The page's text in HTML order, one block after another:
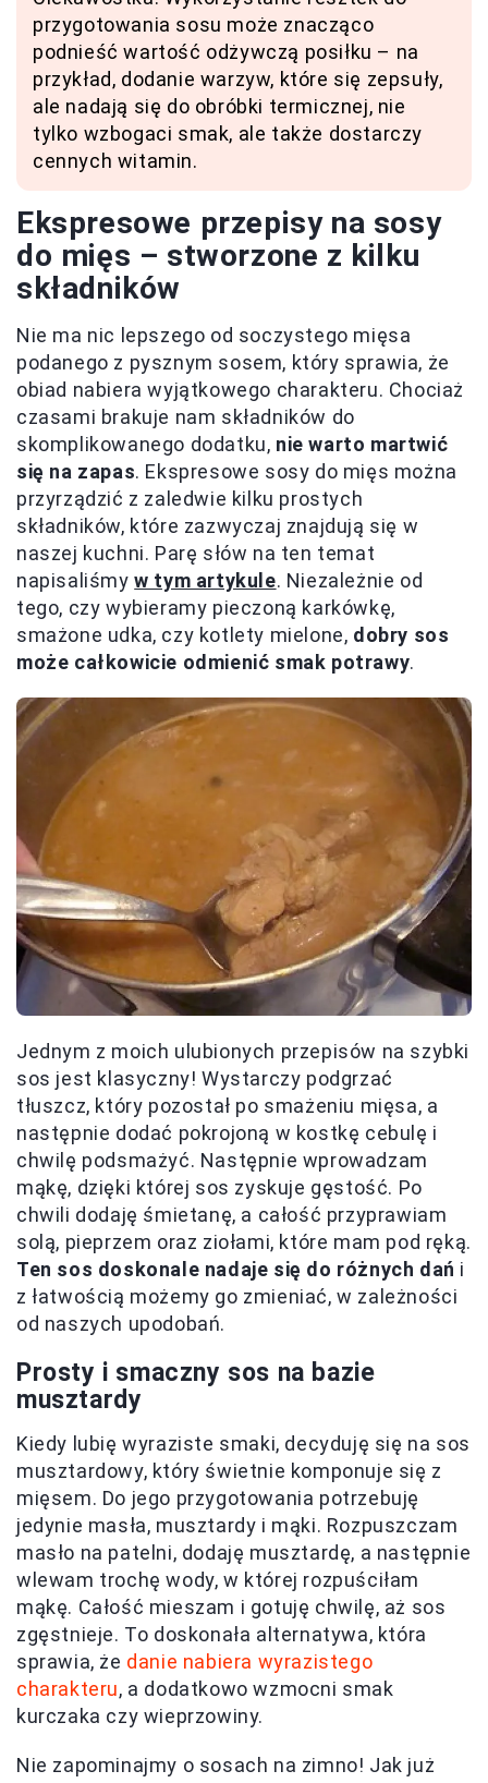
przygotowania sosu może znacząco
podnieść wartość odżywczą posiłku – na
przykład, dodanie warzyw, które się zepsuły,
ale nadają się do obróbki termicznej, nie
tylko wzbogaci smak, ale także dostarczy
cennych witamin.
Ekspresowe przepisy na sosy
do mięs – stworzone z kilku
składników
Nie ma nic lepszego od soczystego mięsa
podanego z pysznym sosem, który sprawia, że
obiad nabiera wyjątkowego charakteru. Chociaż
czasami brakuje nam składników do
skomplikowanego dodatku, nie warto martwić
się na zapas. Ekspresowe sosy do mięs można
przyrządzić z zaledwie kilku prostych
składników, które zazwyczaj znajdują się w
naszej kuchni. Parę słów na ten temat
napisaliśmyw tym artykule. Niezależnie od
tego, czy wybieramy pieczoną karkówkę,
smażone udka, czy kotlety mielone, dobry sos
może całkowicie odmienić smak potrawy.
Jednym z moich ulubionych przepisów na szybki
sos jest klasyczny! Wystarczy podgrzać
tłuszcz, który pozostał po smażeniu mięsa, a
następnie dodać pokrojoną w kostkę cebulę i
chwilę podsmażyć. Następnie wprowadzam
mąkę, dzięki której sos zyskuje gęstość. Po
chwili dodaję śmietanę, a całość przyprawiam
solą, pieprzem oraz ziołami, które mam pod ręką.
Ten sos doskonale nadaje się do różnych dań i
z łatwością możemy go zmieniać, w zależności
od naszych upodobań.
Prosty i smaczny sos na bazie
musztardy
Kiedy lubię wyraziste smaki, decyduję się na sos
musztardowy, który świetnie komponuje się z
mięsem. Do jego przygotowania potrzebuję
jedynie masła, musztardy i mąki. Rozpuszczam
masło na patelni, dodaję musztardę, a następnie
wlewam trochę wody, w której rozpuściłam
mąkę. Całość mieszam i gotuję chwilę, aż sos
zgęstnieje. To doskonała alternatywa, która
sprawia, że danie nabiera wyrazistego
charakteru, a dodatkowo wzmocni smak
kurczaka czy wieprzowiny.
Nie zapominajmy o sosach na zimno! Jak już